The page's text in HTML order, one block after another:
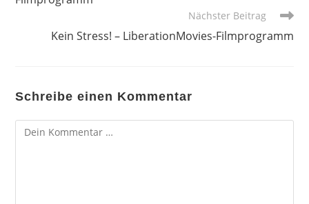
Nächster Beitrag
Kein Stress! – LiberationMovies-Filmprogramm
Schreibe einen Kommentar
Kommentar